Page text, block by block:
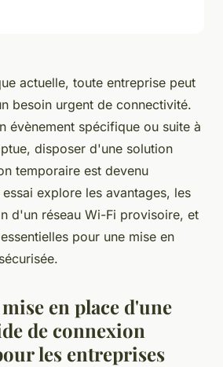
actuelle, toute entreprise peut
besoin urgent de connectivité.
évènement spécifique ou suite à
disposer d'une solution
temporaire est devenu
explore les avantages, les
d'un réseau Wi-Fi provisoire, et
pour une mise en
en place d'une
de connexion
les entreprises